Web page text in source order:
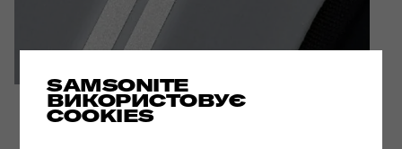
SAMSONITE
ВИКОРИСТОВУЄ
COOKIES
СВІТЛОВІДБИВНІ